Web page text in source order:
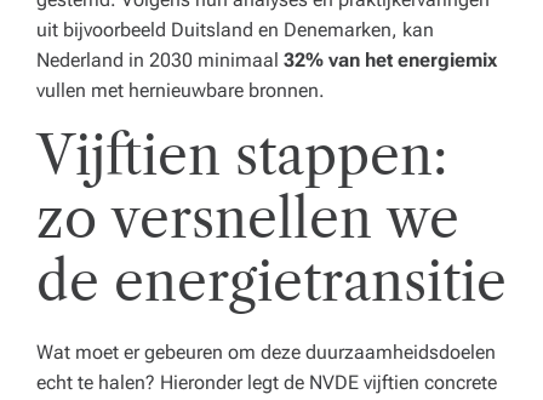
uit bijvoorbeeld Duitsland en Denemarken, kan
Nederland in 2030 minimaal 32% van het energiemix
vullen met hernieuwbare bronnen.
Vijftien stappen:
zo versnellen we
de energietransitie
Wat moet er gebeuren om deze duurzaamheidsdoelen
echt te halen? Hieronder legt de NVDE vijftien concrete